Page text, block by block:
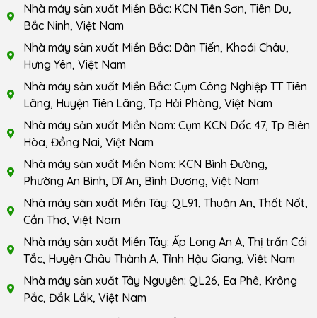
Nhà máy sản xuất Miền Bắc: KCN Tiên Sơn, Tiên Du,
Bắc Ninh, Việt Nam
Nhà máy sản xuất Miền Bắc: Dân Tiến, Khoái Châu,
Hưng Yên, Việt Nam
Nhà máy sản xuất Miền Bắc: Cụm Công Nghiệp TT Tiên
Lãng, Huyện Tiên Lãng, Tp Hải Phòng, Việt Nam
Nhà máy sản xuất Miền Nam: Cụm KCN Dốc 47, Tp Biên
Hòa, Đồng Nai, Việt Nam
Nhà máy sản xuất Miền Nam: KCN Bình Đường,
Phường An Bình, Dĩ An, Bình Dương, Việt Nam
Nhà máy sản xuất Miền Tây: QL91, Thuận An, Thốt Nốt,
Cần Thơ, Việt Nam
Nhà máy sản xuất Miền Tây: Ấp Long An A, Thị trấn Cái
Tắc, Huyện Châu Thành A, Tỉnh Hậu Giang, Việt Nam
Nhà máy sản xuất Tây Nguyên: QL26, Ea Phê, Krông
Pắc, Đắk Lắk, Việt Nam